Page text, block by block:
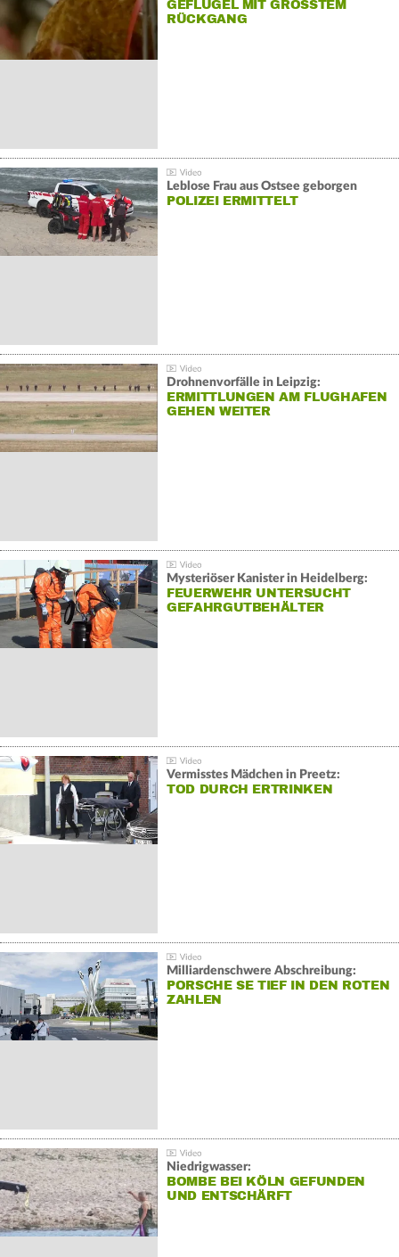
GEFLÜGEL MIT GRÖSSTEM R
ÜCKGANG
Leblose Frau aus Ostsee geborgen
POLIZEI ERMITTELT
Drohnenvorfälle in Leipzig:
ERMITTLUNGEN AM FLUGHAFEN
GEHEN WEITER
Mysteriöser Kanister in Heidelberg:
FEUERWEHR UNTERSUCHT
GEFAHRGUTBEHÄLTER
Vermisstes Mädchen in Preetz:
TOD DURCH ERTRINKEN
Milliardenschwere Abschreibung:
PORSCHE SE TIEF IN DEN ROTEN
ZAHLEN
Niedrigwasser:
BOMBE BEI KÖLN GEFUNDEN
UND ENTSCHÄRFT